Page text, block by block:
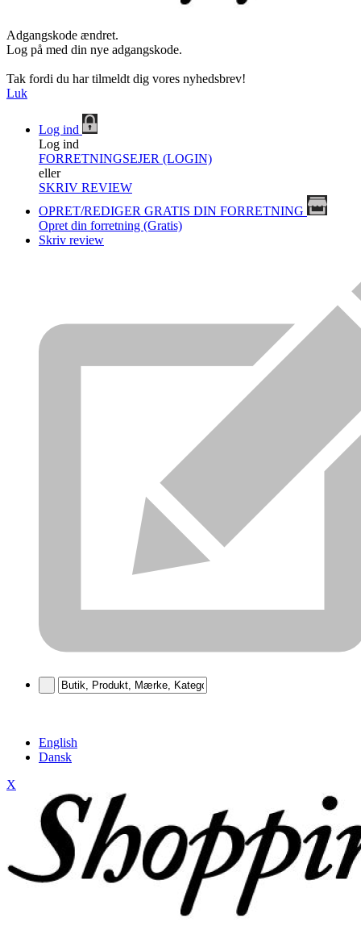
Adgangskode ændret.
Log på med din nye adgangskode.
Tak fordi du har tilmeldt dig vores nyhedsbrev!
Luk
Log ind
Log ind
FORRETNINGSEJER (LOGIN)
eller
SKRIV REVIEW
OPRET/REDIGER GRATIS DIN FORRETNING
Opret din forretning (Gratis)
Skriv review
English
Dansk
X